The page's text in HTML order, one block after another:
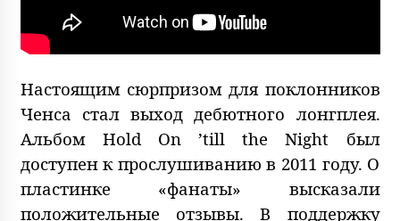
Настоящим сюрпризом для поклонников
Ченса стал выход дебютного лонгплея.
Альбом Hold On ’till the Night был
доступен к прослушиванию в 2011 году. О
пластинке «фанаты» высказали
положительные отзывы. В поддержку